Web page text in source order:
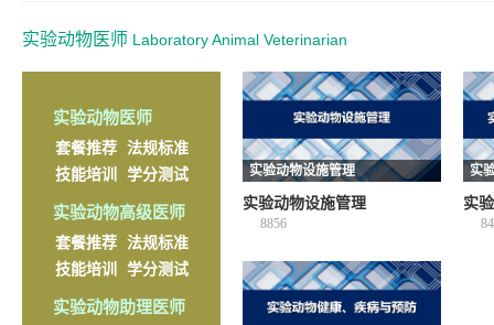
实验动物医师 Laboratory Animal Veterinarian
实验动物医师
套餐推荐 法规标准
技能培训
学分测试
实验动物高级医师
套餐推荐 法规标准
技能培训
学分测试
实验动物助理医师
实验动物设施管理
实验动物设施管理
8856
实
实